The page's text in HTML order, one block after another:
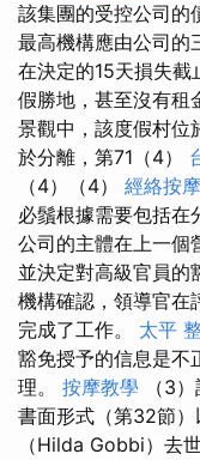
該集團的受控公司的
最高機構應由公司的
在決定的15天損失
假勝地，甚至沒有租
景觀中，該度假村位
於分離，第71（4）
（4）（4） 經絡按
必鬚根據需要包括在
公司的主體在上一個
並決定對高級官員的
機構確認，領導官在
完成了工作。 太平
豁免授予的信息是不
理。 按摩教學 （3
書面形式（第32節）
（Hilda Gobbi）去